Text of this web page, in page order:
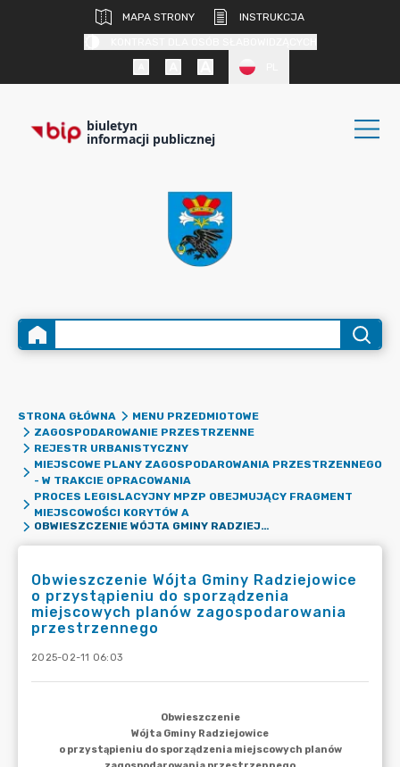
MAPA STRONY
INSTRUKCJA
biuletyn
informacji publicznej
STRONA GŁÓWNA
MENU PRZEDMIOTOWE
ZAGOSPODAROWANIE PRZESTRZENNE
REJESTR URBANISTYCZNY
MIEJSCOWE PLANY ZAGOSPODAROWANIA PRZESTRZENNEGO
- W TRAKCIE OPRACOWANIA
PROCES LEGISLACYJNY MPZP OBEJMUJĄCY FRAGMENT
MIEJSCOWOŚCI KORYTÓW A
OBWIESZCZENIE WÓJTA GMINY RADZIEJOWICE O PRZYSTĄPIENIU DO SPORZĄDZENIA MIEJSCOWYCH PLANÓW ZAGOSPODAROWANIA PRZESTRZENNEGO
Obwieszczenie Wójta Gminy Radziejowice
o przystąpieniu do sporządzenia
miejscowych planów zagospodarowania
przestrzennego
2025-02-11 06:03